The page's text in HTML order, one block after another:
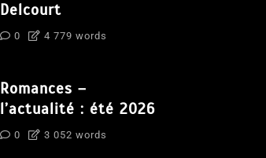
Delcourt
0 4 779 words
Romances –
l’actualité : été 2026
0 3 052 words